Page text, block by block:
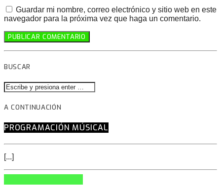
Guardar mi nombre, correo electrónico y sitio web en este
navegador para la próxima vez que haga un comentario.
BUSCAR
A CONTINUACIÓN
PROGRAMACIÓN MÚSICAL
[...]